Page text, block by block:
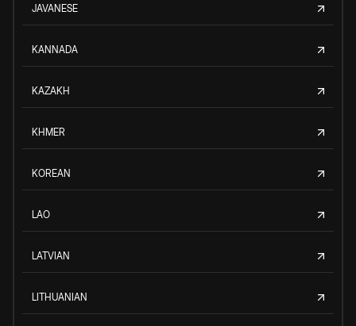
JAVANESE
KANNADA
KAZAKH
KHMER
KOREAN
LAO
LATVIAN
LITHUANIAN